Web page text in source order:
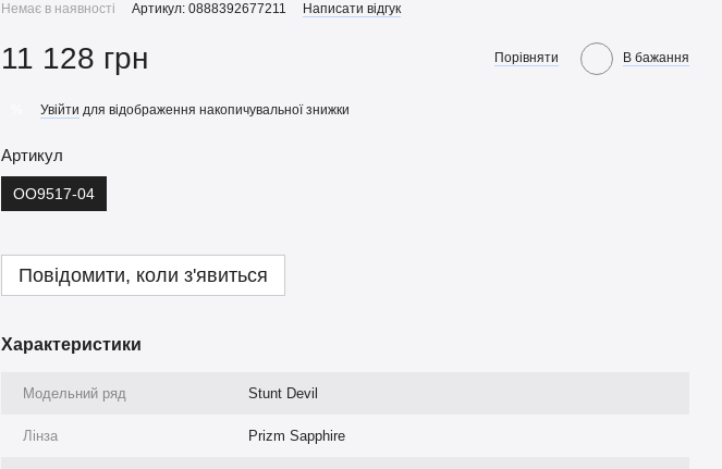
Немає в наявності Артикул: 0888392677211 Написати відгук
11 128 грн Порівняти В бажання
Увійти для відображення накопичувальної знижки
Артикул
OO9517-04
Повідомити, коли з'явиться
Характеристики
Модельний ряд Stunt Devil
Лінза Prizm Sapphire